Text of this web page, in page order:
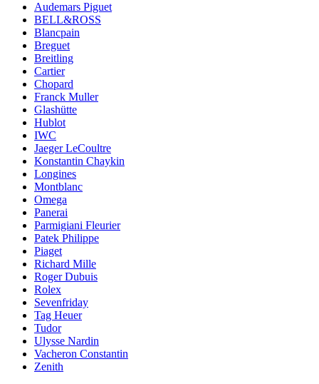
Audemars Piguet
BELL&ROSS
Blancpain
Breguet
Breitling
Cartier
Chopard
Franck Muller
Glashütte
Hublot
IWC
Jaeger LeCoultre
Konstantin Chaykin
Longines
Montblanc
Omega
Panerai
Parmigiani Fleurier
Patek Philippe
Piaget
Richard Mille
Roger Dubuis
Rolex
Sevenfriday
Tag Heuer
Tudor
Ulysse Nardin
Vacheron Constantin
Zenith